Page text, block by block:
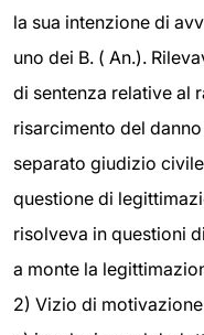
la sua intenzione di
uno dei B. ( An.).
di sentenza relative al
risarcimento del
separato giudizio
questione di
risolveva in questioni
a monte la
2) Vizio di